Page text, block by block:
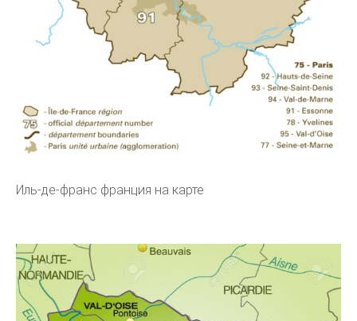
Иль-де-франс франция на карте